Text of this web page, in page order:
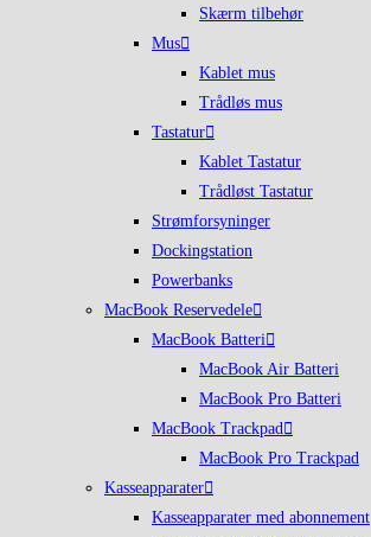
Skærm tilbehør
Mus
Kablet mus
Trådløs mus
Tastatur
Kablet Tastatur
Trådløst Tastatur
Strømforsyninger
Dockingstation
Powerbanks
MacBook Reservedele
MacBook Batteri
MacBook Air Batteri
MacBook Pro Batteri
MacBook Trackpad
MacBook Pro Trackpad
Kasseapparater
Kasseapparater med abonnement